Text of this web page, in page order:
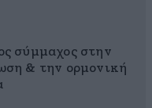
σύμμαχος στην
& την ορμονική